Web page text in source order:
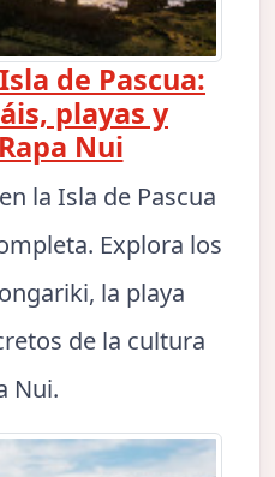
de Pascua:
playas y
Nui
la Isla de Pascua
Explora los
la playa
de la cultura
Nui.